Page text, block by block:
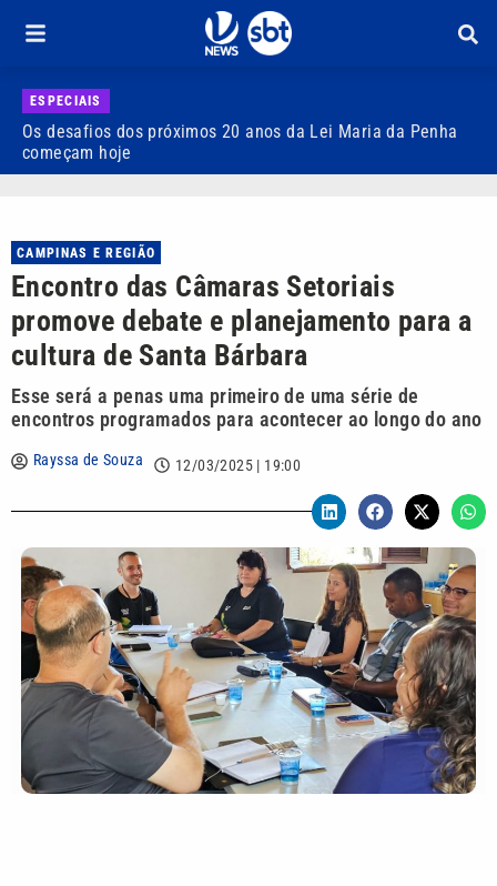
ESPECIAIS
Os desafios dos próximos 20 anos da Lei Maria da Penha
começam hoje
CAMPINAS E REGIÃO
Encontro das Câmaras Setoriais
promove debate e planejamento para a
cultura de Santa Bárbara
Esse será a penas uma primeiro de uma série de
encontros programados para acontecer ao longo do ano
Rayssa de Souza 12/03/2025 | 19:00